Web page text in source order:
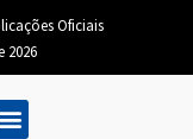
Oficiais
2026